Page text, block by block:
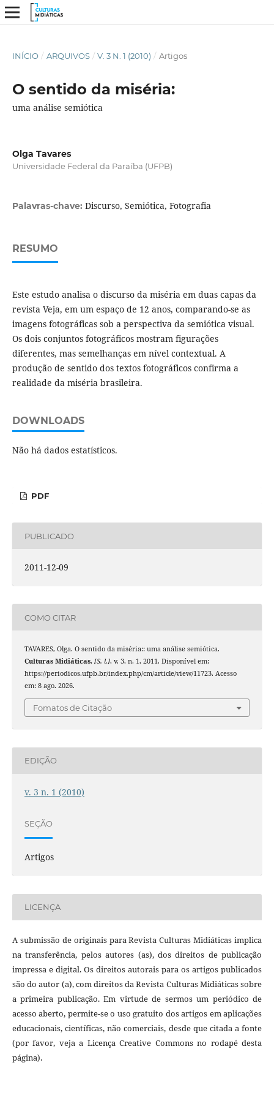
INÍCIO / ARQUIVOS / V. 3 N. 1 (2010) / Artigos
O sentido da miséria:
uma análise semiótica
Olga Tavares
Universidade Federal da Paraíba (UFPB)
Palavras-chave: Discurso, Semiótica, Fotografia
RESUMO
Este estudo analisa o discurso da miséria em duas capas da
revista Veja, em um espaço de 12 anos, comparando-se as
imagens fotográficas sob a perspectiva da semiótica visual.
Os dois conjuntos fotográficos mostram figurações
diferentes, mas semelhanças em nível contextual. A
produção de sentido dos textos fotográficos confirma a
realidade da miséria brasileira.
DOWNLOADS
Não há dados estatísticos.
PDF
PUBLICADO
2011-12-09
COMO CITAR
TAVARES, Olga. O sentido da miséria:: uma análise semiótica.
Culturas Midiáticas, [S. l.], v. 3, n. 1, 2011. Disponível em:
https://periodicos.ufpb.br/index.php/cm/article/view/11723. Acesso
em: 8 ago. 2026.
Fomatos de Citação
EDIÇÃO
v. 3 n. 1 (2010)
SEÇÃO
Artigos
LICENÇA
A submissão de originais para Revista Culturas Midiáticas implica
na transferência, pelos autores (as), dos direitos de publicação
impressa e digital. Os direitos autorais para os artigos publicados
são do autor (a), com direitos da Revista Culturas Midiáticas sobre
a primeira publicação. Em virtude de sermos um periódico de
acesso aberto, permite-se o uso gratuito dos artigos em aplicações
educacionais, científicas, não comerciais, desde que citada a fonte
(por favor, veja a Licença Creative Commons no rodapé desta
página).